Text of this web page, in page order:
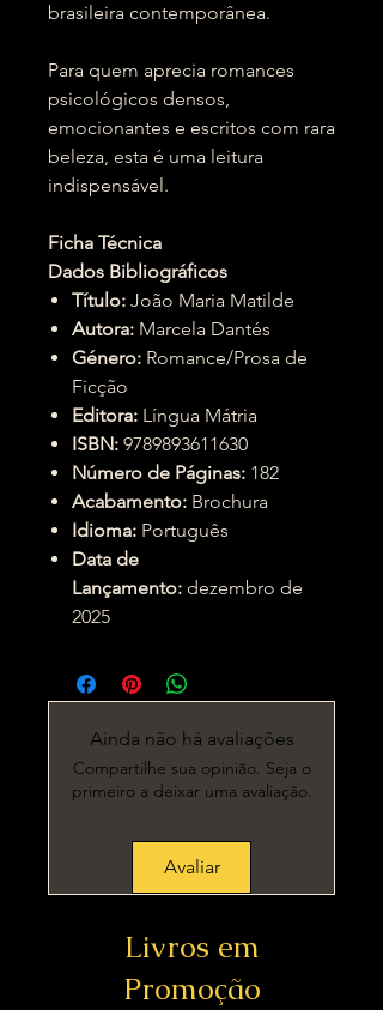
brasileira contemporânea.
Para quem aprecia romances
psicológicos densos,
emocionantes e escritos com rara
beleza, esta é uma leitura
indispensável.
Ficha Técnica
Dados Bibliográficos
Título: João Maria Matilde
Autora: Marcela Dantés
Género: Romance/Prosa de
Ficção
Editora: Língua Mátria
ISBN: 9789893611630
Número de Páginas: 182
Acabamento: Brochura
Idioma: Português
Data de
Lançamento: dezembro de
2025
Ainda não há avaliações
Compartilhe sua opinião. Seja o
primeiro a deixar uma avaliação.
Avaliar
Livros em
Promoção